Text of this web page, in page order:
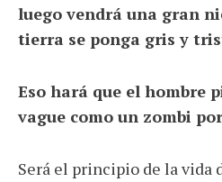
luego vendrá una gran
tierra se ponga gris y
Eso hará que el hombre
vague como un zombi
Será el principio de la vida